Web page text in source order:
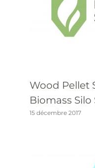
Wood Pellet
Biomass Silo
15 décembre 2017